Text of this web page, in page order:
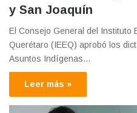
y San Joaquín
El Consejo General del Instituto
Querétaro (IEEQ) aprobó los
Asuntos Indígenas…
Leer más »